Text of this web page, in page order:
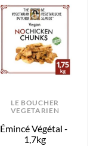
LE BOUCHER
VEGETARIEN
Émincé Végétal -
1,7kg